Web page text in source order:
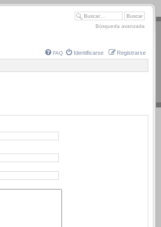
Búsqueda avanzada
FAQ Identificarse Registrarse